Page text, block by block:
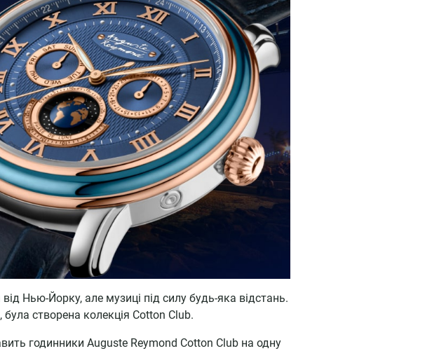
Нью-Йорку, але музиці під силу будь-яка відстань.
була створена колекція Cotton Club.
годинники Auguste Reymond Cotton Club на одну